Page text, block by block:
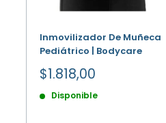
Inmovilizador De Muñeca
Pediátrico | Bodycare
Precio
de
venta
$1.818,00
Disponible